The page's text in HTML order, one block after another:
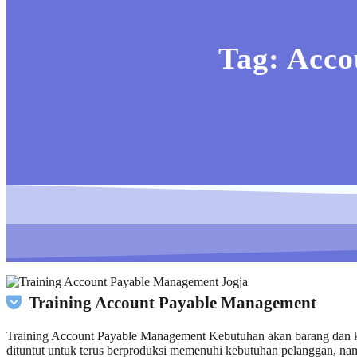
Tag:
Training Account Payable Management
Training Account Payable Management Kebutuhan akan barang
dituntut untuk terus berproduksi memenuhi kebutuhan pelanggan,